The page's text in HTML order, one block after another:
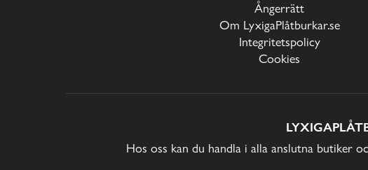
Ångerrätt
Om LyxigaPlåtburkar.se
Integritetspolicy
Cookies
Hos oss kan du handla i alla anslutna butiker